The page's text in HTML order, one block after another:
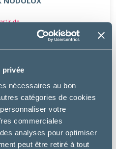
privée
nécessaires au bon
catégories de cookies
votre
commerciales
analyses pour optimiser
peut être retiré à tout
de